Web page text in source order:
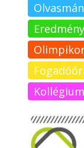
Kollégium